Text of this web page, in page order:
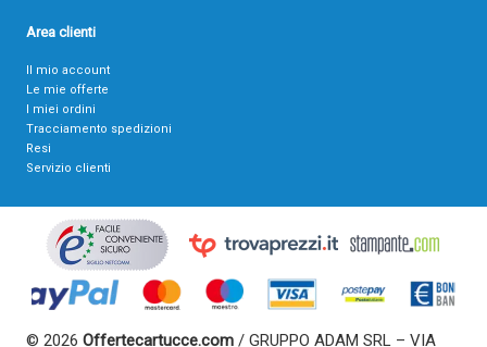
Area clienti
Il mio account
Le mie offerte
I miei ordini
Tracciamento spedizioni
Resi
Servizio clienti
© 2026 Offertecartucce.com / GRUPPO ADAM SRL – VIA